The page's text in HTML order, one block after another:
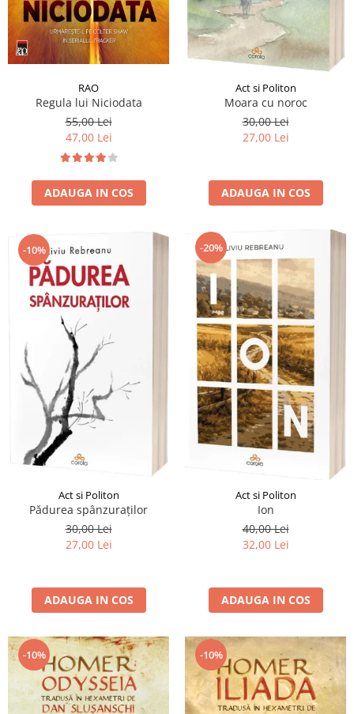
RAO
Regula lui Niciodata
55,00 Lei
47,00 Lei
ADAUGA IN COS
Act si Politon
Moara cu noroc
30,00 Lei
27,00 Lei
ADAUGA IN COS
-10%
Act si Politon
Pădurea spânzuraților
30,00 Lei
27,00 Lei
ADAUGA IN COS
-20%
Act si Politon
Ion
40,00 Lei
32,00 Lei
ADAUGA IN COS
-10% -10%